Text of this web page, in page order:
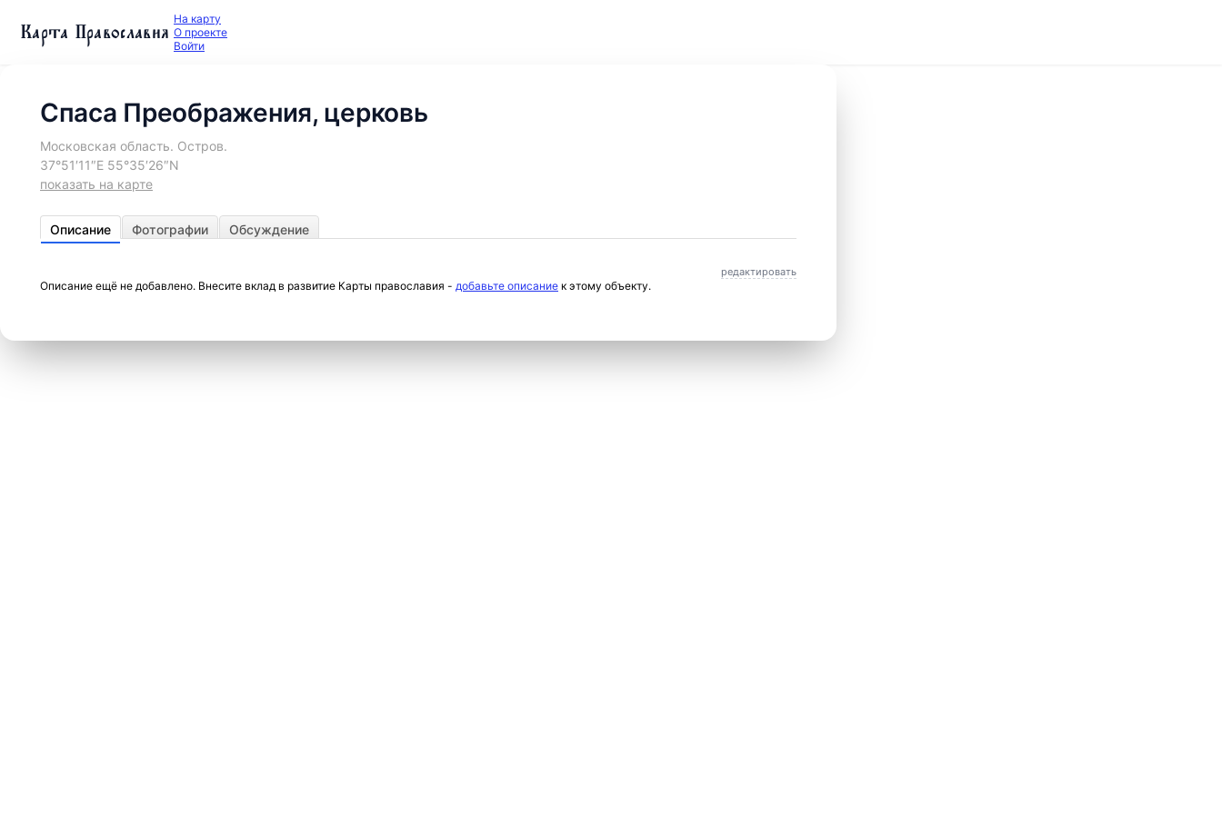
Карта Православия На карту
О проекте
Войти
Спаса Преображения, церковь
Московская область. Остров.
37°51′11″E 55°35′26″N
показать на карте
Описание Фотографии Обсуждение
редактировать
Описание ещё не добавлено. Внесите вклад в развитие Карты православия - добавьте описание к этому объекту.